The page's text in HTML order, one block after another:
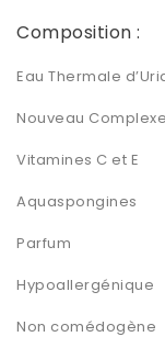
Composition :
Eau Thermale
Nouveau
Vitamines C et E
Aquaspongines
Parfum
Hypoallergénique
Non comédogène